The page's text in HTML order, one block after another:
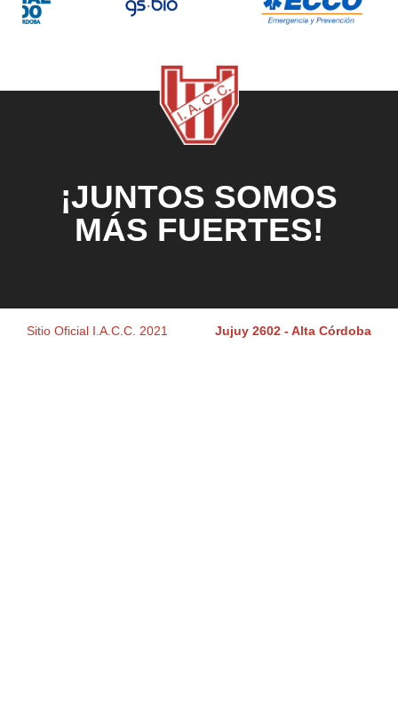
¡JUNTOS SOMOS
MÁS FUERTES!
Sitio Oficial I.A.C.C. 2021 Jujuy 2602 - Alta Córdoba